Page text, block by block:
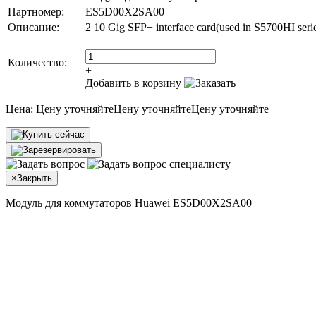
Партномер:
ES5D00X2SA00
Описание:
2 10 Gig SFP+ interface card(used in S5700HI
Количество:
–
+
Добавить в корзину
Цена: Цену уточняйтеЦену уточняйтеЦену уточняйте
×Закрыть
Модуль для коммутаторов Huawei ES5D00X2SA00